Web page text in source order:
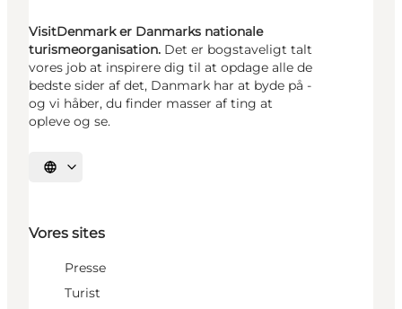
VisitDenmark er Danmarks nationale
turismeorganisation. Det er bogstaveligt talt
vores job at inspirere dig til at opdage alle de
bedste sider af det, Danmark har at byde på -
og vi håber, du finder masser af ting at
opleve og se.
Vælg sprog
Vores sites
Presse
Turist